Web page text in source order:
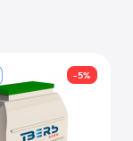
-5%